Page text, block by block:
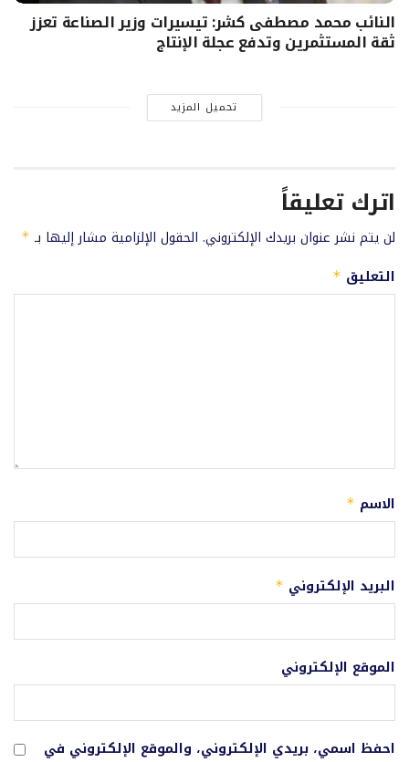
النائب محمد مصطفى كشر: تيسيرات وزير الصناعة تعزز
ثقة المستثمرين وتدفع عجلة الإنتاج
تحميل المزيد
اترك تعليقاً
لن يتم نشر عنوان بريدك الإلكتروني. الحقول الإلزامية مشار إليها بـ *
التعليق *
الاسم *
البريد الإلكتروني *
الموقع الإلكتروني
احفظ اسمي، بريدي الإلكتروني، والموقع الإلكتروني في